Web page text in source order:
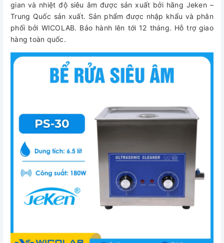
gian và nhiệt độ siêu âm được sản xuất bởi hãng Jeken –
Trung Quốc sản xuất. Sản phẩm được nhập khẩu và phân
phối bởi WICOLAB. Bảo hành lên tới 12 tháng. Hỗ trợ giao
hàng toàn quốc.